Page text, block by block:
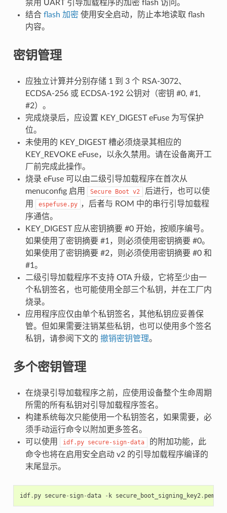
禁用 UART 引导加载程序的加密 flash 访问。
结合 flash 加密 使用安全启动，防止本地读取 flash
内容。
密钥管理
应独立计算并分别存储 1 到 3 个 RSA-3072、
ECDSA-256 或 ECDSA-192 公钥对（密钥 #0, #1,
#2）。
完成烧录后，应设置 KEY_DIGEST eFuse 为写保护
位。
未使用的 KEY_DIGEST 槽必须烧录其相应的
KEY_REVOKE eFuse，以永久禁用。请在设备离开工
厂前完成此操作。
烧录 eFuse 可以由二级引导加载程序在首次从
menuconfig 启用
Secure Boot v2
后进行，也可以使
用
espefuse.py ，后者与 ROM 中的串行引导加载程
序通信。
KEY_DIGEST 应从密钥摘要 #0 开始，按顺序编号。
如果使用了密钥摘要 #1，则必须使用密钥摘要 #0。
如果使用了密钥摘要 #2，则必须使用密钥摘要 #0 和
#1。
二级引导加载程序不支持 OTA 升级，它将至少由一
个私钥签名，也可能使用全部三个私钥，并在工厂内
烧录。
应用程序应仅由单个私钥签名，其他私钥应妥善保
管。但如果需要注销某些私钥，也可以使用多个签名
私钥，请参阅下文的 撤销密钥管理。
多个密钥管理
在烧录引导加载程序之前，应使用设备整个生命周期
所需的所有私钥对引导加载程序签名。
构建系统每次只能使用一个私钥签名，如果需要，必
须手动运行命令以附加更多签名。
可以使用
idf.py secure-sign-data
的附加功能，此
命令也将在启用安全启动 v2 的引导加载程序编译的
末尾显示。
idf. py secure- sign-data - k secure_boot_signing_key2 . pem